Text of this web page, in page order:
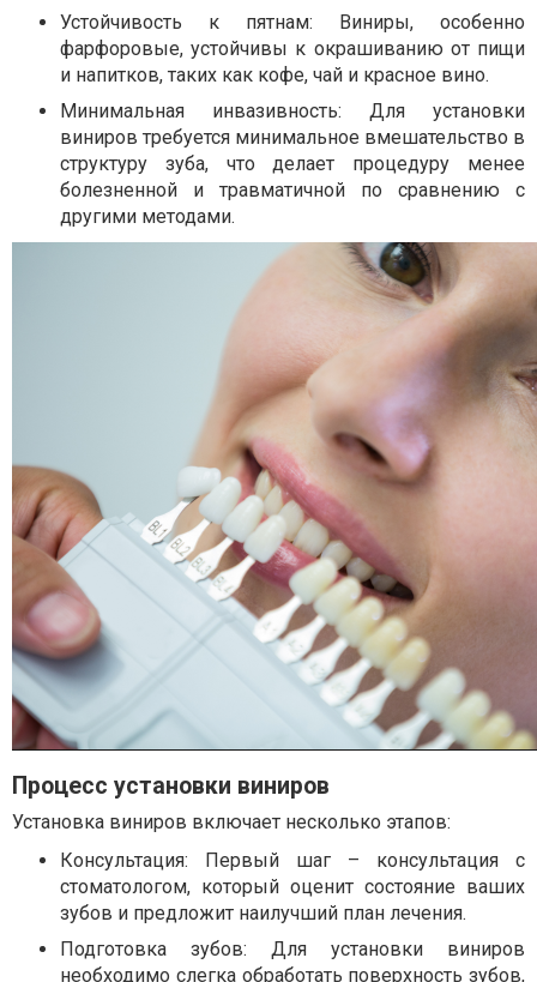
Устойчивость к пятнам: Виниры, особенно
фарфоровые, устойчивы к окрашиванию от пищи
и напитков, таких как кофе, чай и красное вино.
Минимальная инвазивность: Для установки
виниров требуется минимальное вмешательство в
структуру зуба, что делает процедуру менее
болезненной и травматичной по сравнению с
другими методами.
Процесс установки виниров
Установка виниров включает несколько этапов:
Консультация: Первый шаг – консультация с
стоматологом, который оценит состояние ваших
зубов и предложит наилучший план лечения.
Подготовка зубов: Для установки виниров
необходимо слегка обработать поверхность зубов,